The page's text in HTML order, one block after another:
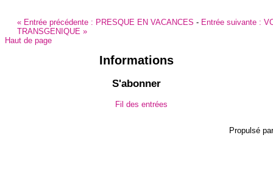
« Entrée précédente : PRESQUE EN VACANCES - Entrée suivante :
TRANSGENIQUE »
Haut de page
Informations
S'abonner
Fil des entrées
Propulsé